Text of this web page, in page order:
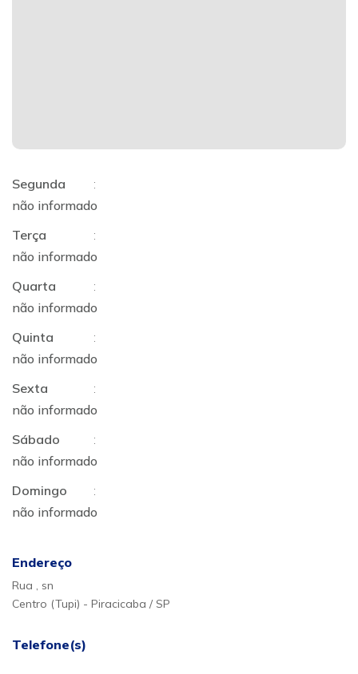
Segunda
:
não informado
Terça
:
não informado
Quarta
:
não informado
Quinta
:
não informado
Sexta
:
não informado
Sábado
:
não informado
Domingo
:
não informado
Endereço
Rua , sn
Centro (Tupi) - Piracicaba / SP
Telefone(s)